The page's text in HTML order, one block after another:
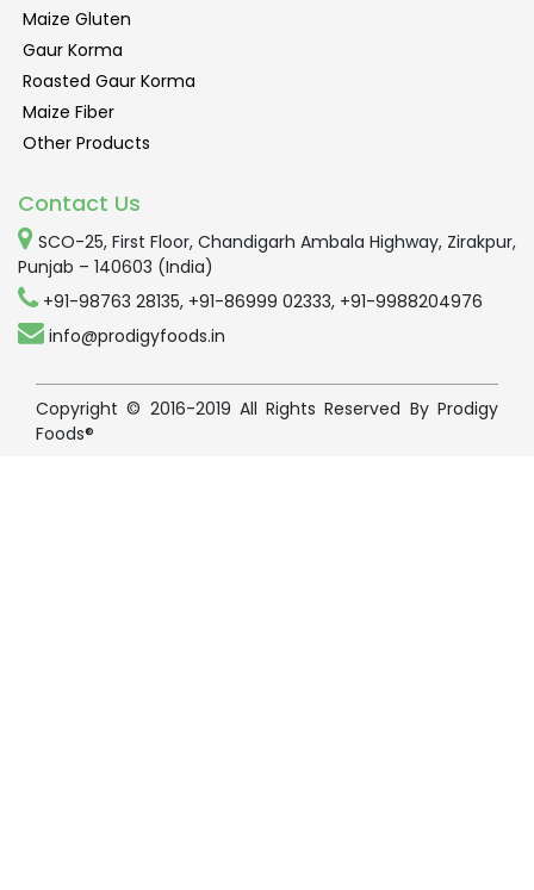
Maize Gluten
Gaur Korma
Roasted Gaur Korma
Maize Fiber
Other Products
Contact Us
SCO-25, First Floor, Chandigarh Ambala Highway, Zirakpur,
Punjab – 140603 (India)
+91-98763 28135, +91-86999 02333, +91-9988204976
info@prodigyfoods.in
Copyright © 2016-2019 All Rights Reserved By Prodigy
Foods®